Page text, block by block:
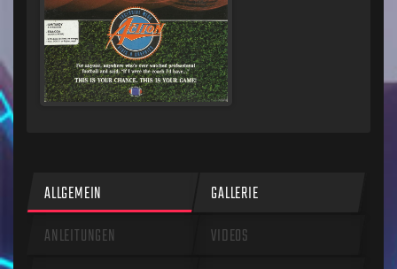
ALLGEMEIN
GALLERIE
ANLEITUNGEN
VIDEOS